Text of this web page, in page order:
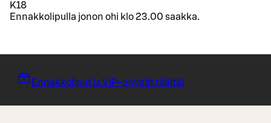
K18
Ennakkolipulla jonon ohi klo 23.00 saakka.
Ennakkoliput ja VIP-pöydät täältä!